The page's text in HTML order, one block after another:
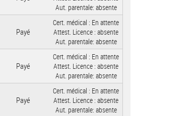
Aut. parentale: absente
Payé
Cert. médical : En attente
Attest. Licence : absente
Aut. parentale: absente
Payé
Cert. médical : En attente
Attest. Licence : absente
Aut. parentale: absente
Payé
Cert. médical : En attente
Attest. Licence : absente
Aut. parentale: absente